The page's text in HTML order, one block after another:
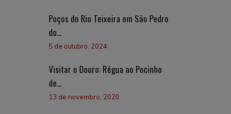
Poços do Rio Teixeira em São Pedro
do...
5 de outubro, 2024
Visitar o Douro: Régua ao Pocinho
de...
13 de novembro, 2020